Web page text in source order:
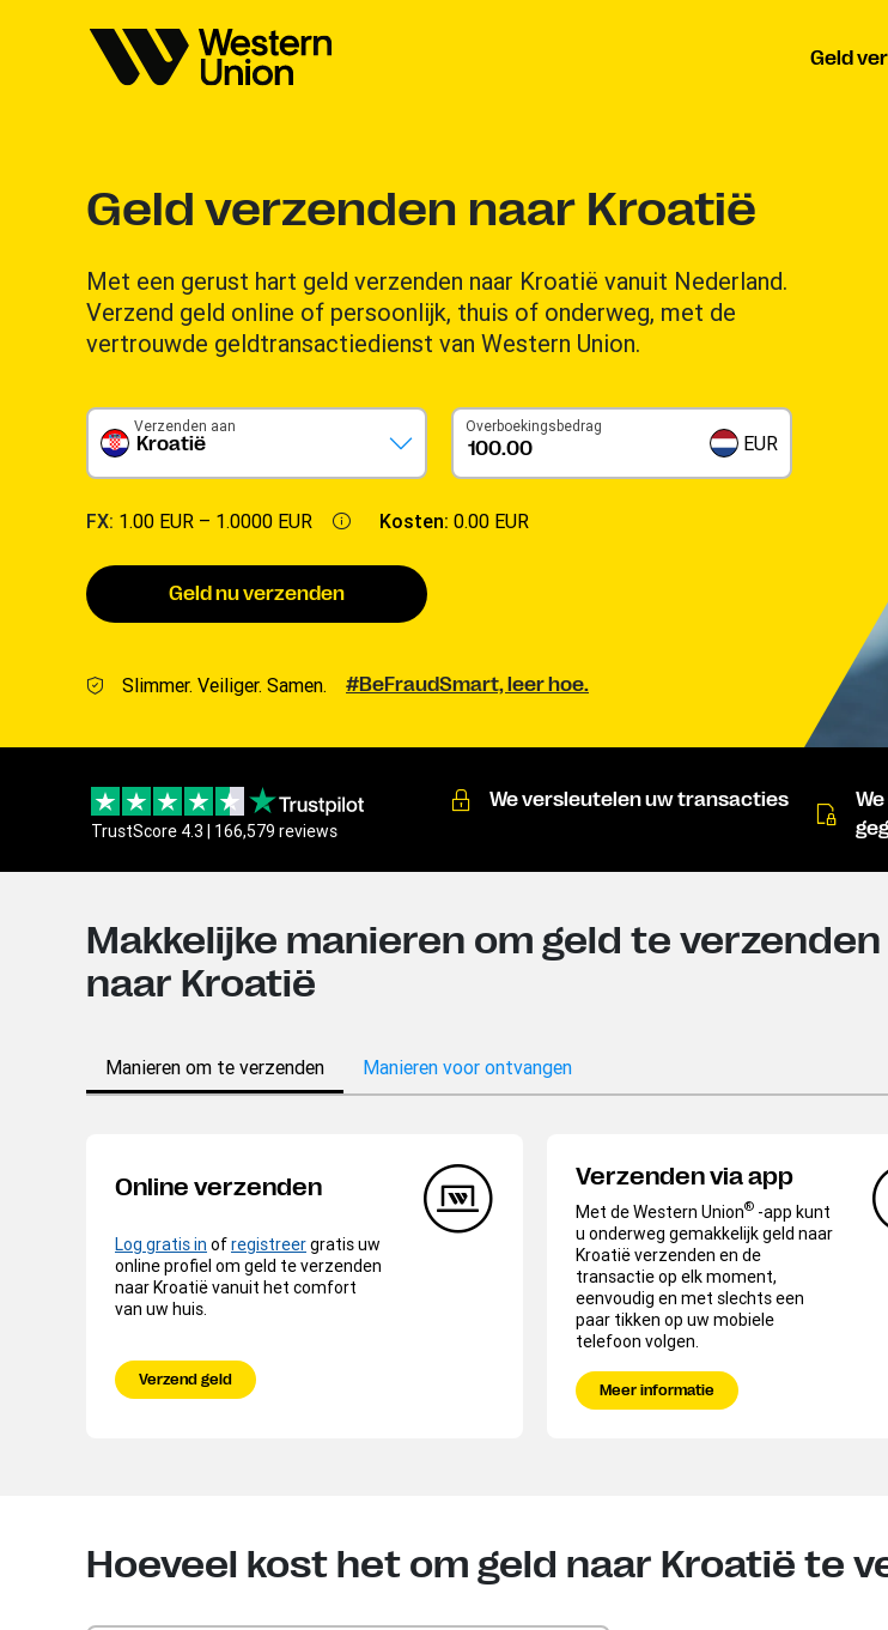
Geld
Geld verzenden naar Kroatië
Met een gerust hart geld verzenden naar Kroatië vanuit Nederland.
Verzend geld online of persoonlijk, thuis of onderweg, met de
vertrouwde geldtransactiedienst van Western Union.
Kroatië
Verzenden aan Overboekingsbedrag
EUR
FX: 1.00 EUR – 1.0000 EUR Kosten: 0.00 EUR
Geld nu verzenden
Slimmer. Veiliger. Samen. #BeFraudSmart, leer hoe.
TrustScore 4.3 | 166,579 reviews
We versleutelen uw transacties
Makkelijke manieren om geld te
naar Kroatië
Manieren om te verzenden Manieren voor ontvangen
Online verzenden
Log gratis in ofregistreergratis uw
online profiel om geld te verzenden
naar Kroatië vanuit het comfort
van uw huis.
Verzend geld
Verzenden via app
Met de Western Union® -app kunt
u onderweg gemakkelijk geld naar
Kroatië verzenden en de
transactie op elk moment,
eenvoudig en met slechts een
paar tikken op uw mobiele
telefoon volgen.
Meer informatie
Hoeveel kost het om geld naar Kroatië te